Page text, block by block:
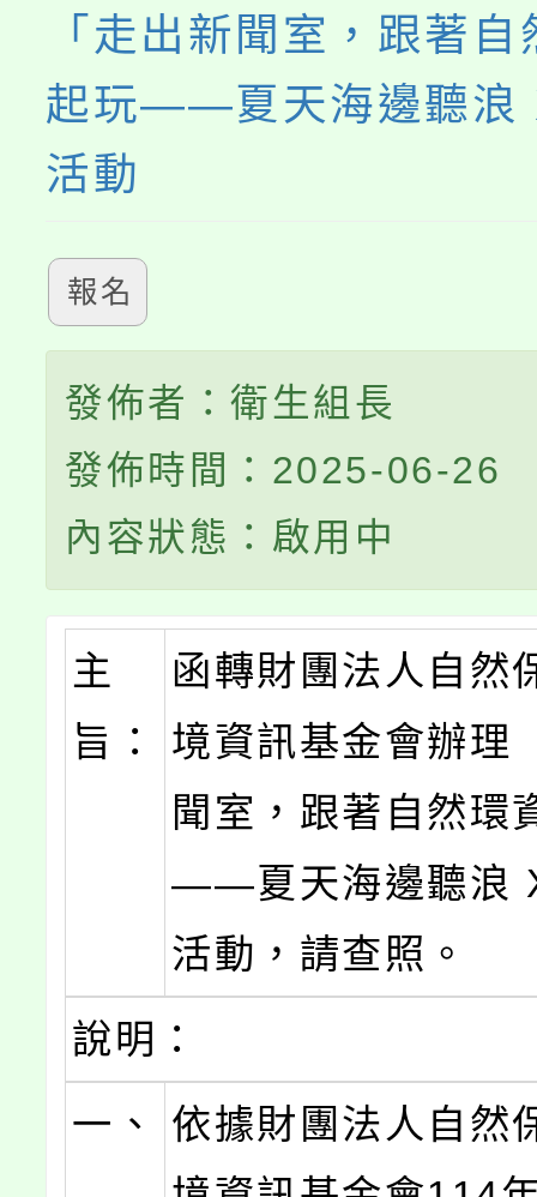
程，歡迎學生輔導中心
心理、諮商輔導、社會
系所師生報名參加。
「走出新聞室，跟著
起玩——夏天海邊聽浪
活動
報名
發佈者：衛生組長
發佈時間：2025-06-26
內容狀態：啟用中
主
旨：
函轉財團法人自然
境資訊基金會辦理
聞室，跟著自然環
——夏天海邊聽浪
活動，請查照。
說明：
一、
依據財團法人自然